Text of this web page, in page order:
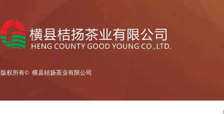
版权所有© 横县桔扬茶业有限公司